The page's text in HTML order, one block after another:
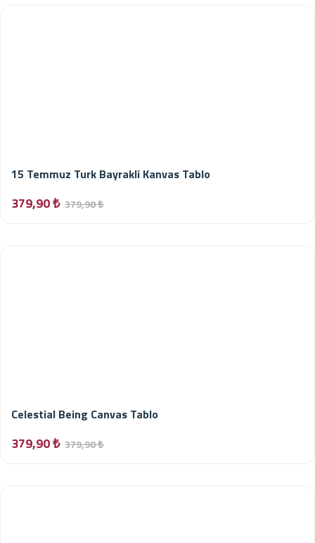
15 Temmuz Turk Bayrakli Kanvas Tablo
379,90 ₺ 379,90 ₺
Celestial Being Canvas Tablo
379,90 ₺ 379,90 ₺